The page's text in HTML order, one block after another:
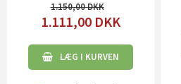
1.150,00
1.111,00 DKK
LÆG I KURVEN